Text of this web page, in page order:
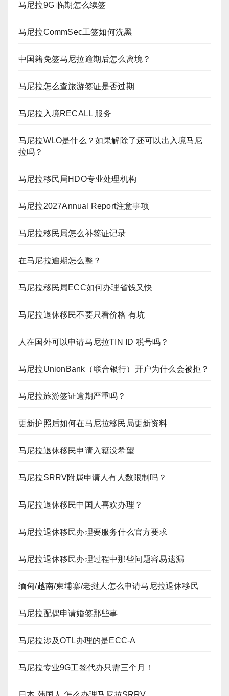
马尼拉9G 临期怎么续签
马尼拉CommSec工签如何洗黑
中国籍免签马尼拉逾期后怎么离境？
马尼拉怎么查旅游签证是否过期
马尼拉入境RECALL 服务
马尼拉WLO是什么？如果解除了还可以出入境马尼
拉吗？
马尼拉移民局HDO专业处理机构
马尼拉2027Annual Report注意事项
马尼拉移民局怎么补签证记录
在马尼拉逾期怎么整？
马尼拉移民局ECC如何办理省钱又快
马尼拉退休移民不要只看价格 有坑
人在国外可以申请马尼拉TIN ID 税号吗？
马尼拉UnionBank（联合银行）开户为什么会被拒？
马尼拉旅游签证逾期严重吗？
更新护照后如何在马尼拉移民局更新资料
马尼拉退休移民申请入籍没希望
马尼拉SRRV附属申请人有人数限制吗？
马尼拉退休移民中国人喜欢办理？
马尼拉退休移民办理要服务什么官方要求
马尼拉退休移民办理过程中那些问题容易遗漏
缅甸/越南/柬埔寨/老挝人怎么申请马尼拉退休移民
马尼拉配偶申请婚签那些事
马尼拉涉及OTL办理的是ECC-A
马尼拉专业9G工签代办只需三个月！